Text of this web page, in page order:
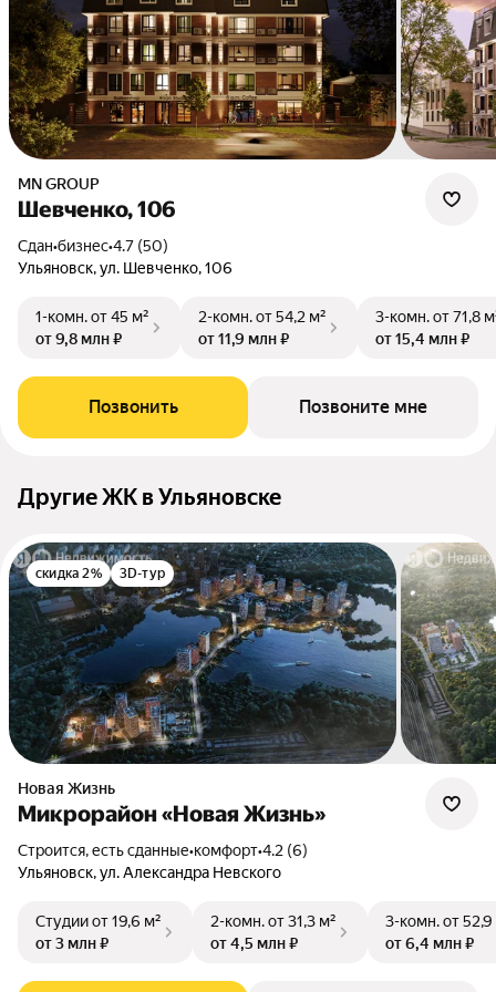
MN GROUP
Шевченко, 106
Сдан•бизнес•4.7 (50)
Ульяновск, ул. Шевченко, 106
1-комн.от 45 м²
от 9,8 млн ₽
2-комн.от 54,2 м²
от 11,9 млн ₽
3-комн.от 71,8
от 15,4 млн ₽
Позвонить Позвоните мне
Другие ЖК в Ульяновске
скидка 2% 3D-тур
Новая Жизнь
Микрорайон «Новая Жизнь»
Строится, есть сданные•комфорт•4.2 (6)
Ульяновск, ул. Александра Невского
Студииот 19,6 м²
от 3 млн ₽
2-комн.от 31,3 м²
от 4,5 млн ₽
3-комн.от 52,9
от 6,4 млн ₽